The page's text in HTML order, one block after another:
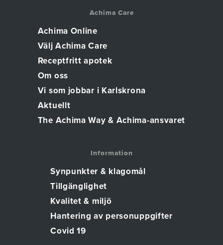
Achima Care
Achima Online
Välj Achima Care
Receptfritt apotek
Om oss
Vi som jobbar i Karlskrona
Aktuellt
The Achima Way & Achima-ansvaret
Information
Synpunkter & klagomål
Tillgänglighet
Kvalitet & miljö
Hantering av personuppgifter
Covid 19